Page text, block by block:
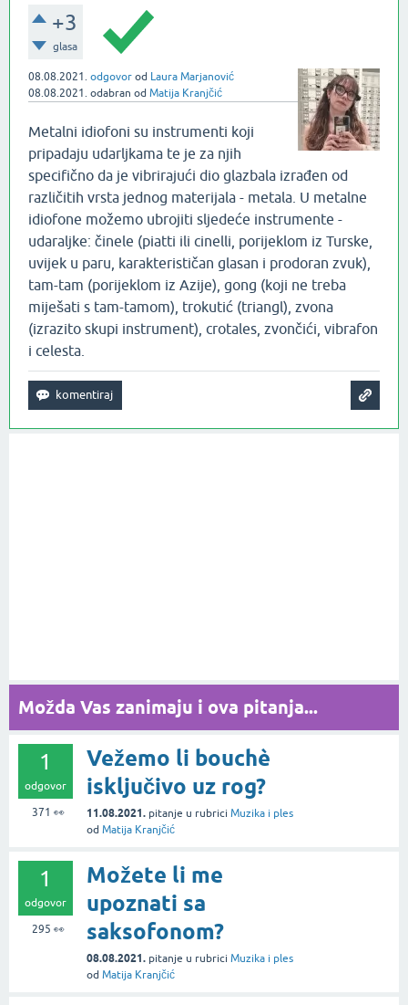
+3
glasa
08.08.2021. odgovor od Laura Marjanović
08.08.2021. odabran od Matija Kranjčić
Metalni idiofoni su instrumenti koji
pripadaju udarljkama te je za njih
specifično da je vibrirajući dio glazbala izrađen od
različitih vrsta jednog materijala - metala. U metalne
idiofone možemo ubrojiti sljedeće instrumente -
udaraljke: činele (piatti ili cinelli, porijeklom iz Turske,
uvijek u paru, karakterističan glasan i prodoran zvuk),
tam-tam (porijeklom iz Azije), gong (koji ne treba
miješati s tam-tamom), trokutić (triangl), zvona
(izrazito skupi instrument), crotales, zvončići, vibrafon
i celesta.
Možda Vas zanimaju i ova pitanja...
1
odgovor
371 👀
Vežemo li bouchè
isključivo uz rog?
11.08.2021. pitanje u rubrici Muzika i ples
od Matija Kranjčić
1
odgovor
295 👀
Možete li me
upoznati sa
saksofonom?
08.08.2021. pitanje u rubrici Muzika i ples
od Matija Kranjčić